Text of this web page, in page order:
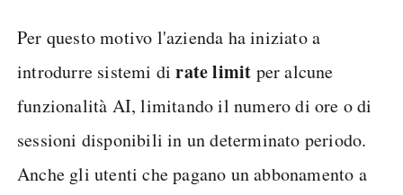
Per questo motivo l'azienda ha iniziato a
introdurre sistemi dirate limit per alcune
funzionalità AI, limitando il numero di ore o di
sessioni disponibili in un determinato periodo.
Anche gli utenti che pagano un abbonamento a